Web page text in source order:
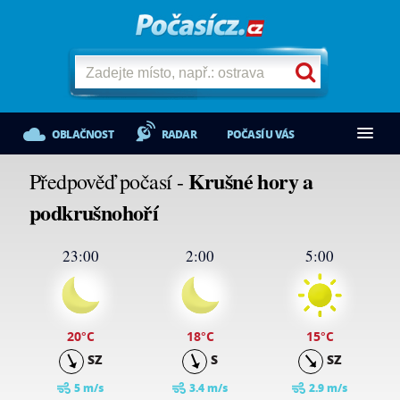
OBLAČNOST RADAR POČASÍ U VÁS
Předpověď počasí -Krušné hory a
podkrušnohoří
23:00
20°C
SZ
5 m/s
2:00
18°C
S
3.4 m/s
5:00
15°C
SZ
2.9 m/s